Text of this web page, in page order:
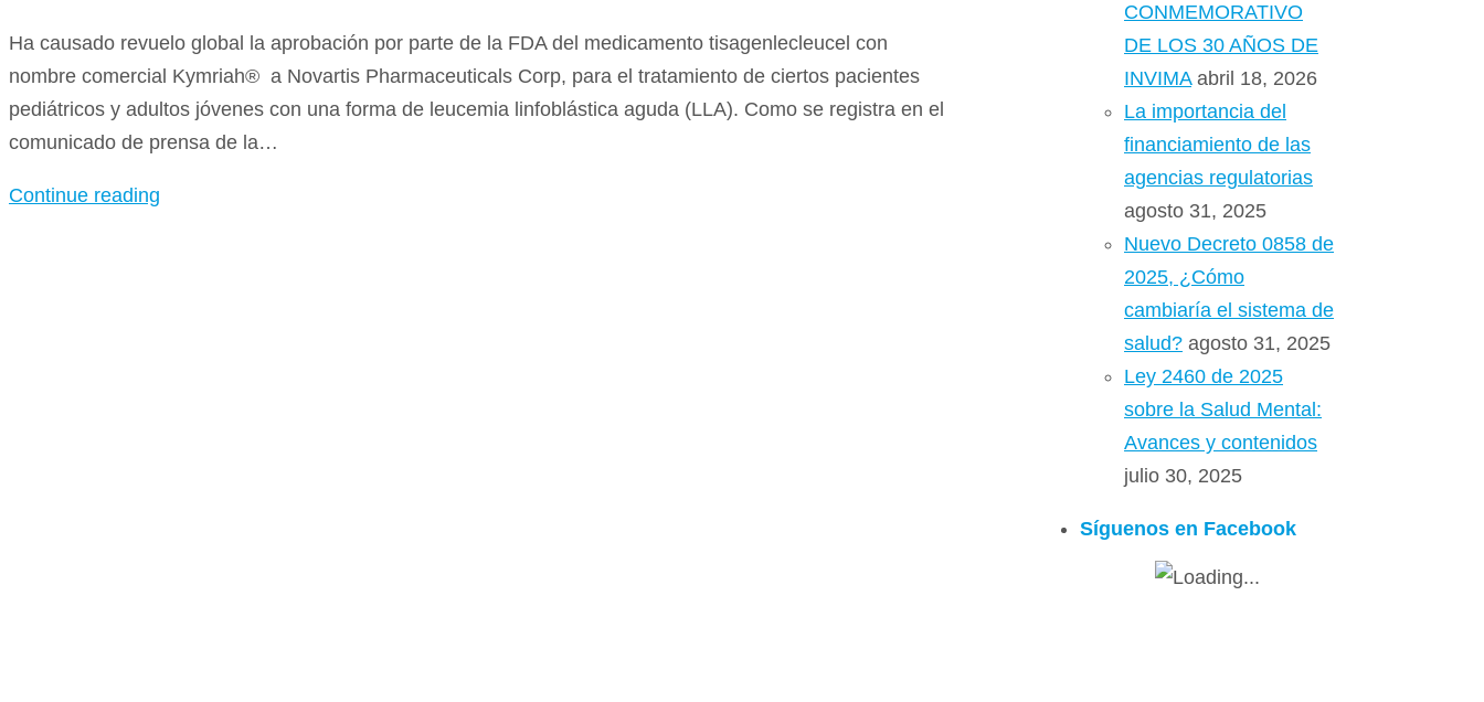
Ha causado revuelo global la aprobación por parte de la FDA del medicamento tisagenlecleucel con
nombre comercial Kymriah® a Novartis Pharmaceuticals Corp, para el tratamiento de ciertos pacientes
pediátricos y adultos jóvenes con una forma de leucemia linfoblástica aguda (LLA). Como se registra en el
comunicado de prensa de la…
Continue reading
CONMEMORATIVO
DE LOS 30 AÑOS DE
INVIMA abril 18, 2026
La importancia del
financiamiento de las
agencias regulatorias
agosto 31, 2025
Nuevo Decreto 0858 de
2025, ¿Cómo
cambiaría el sistema de
salud? agosto 31, 2025
Ley 2460 de 2025
sobre la Salud Mental:
Avances y contenidos
julio 30, 2025
Síguenos en Facebook